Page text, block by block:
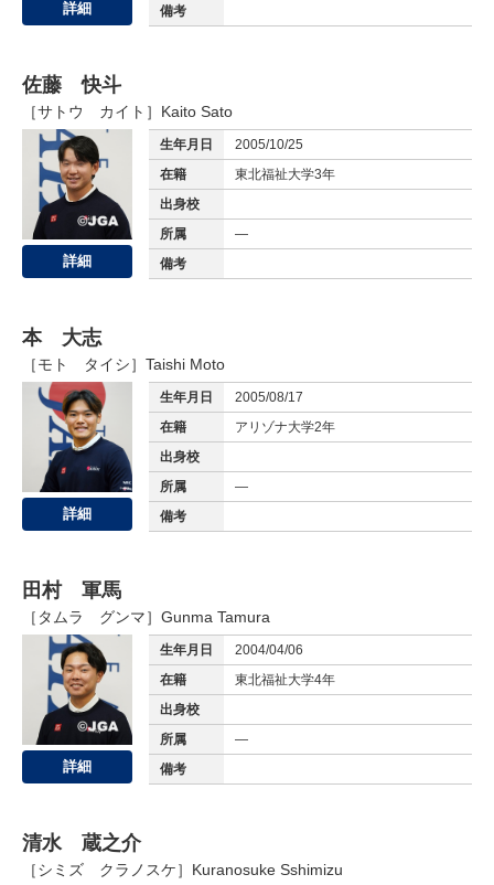
詳細
備考
佐藤 快斗
［サトウ カイト］ Kaito Sato
詳細
生年月日
2005/10/25
在籍
東北福祉大学3年
出身校
所属
—
備考
本 大志
［モト タイシ］ Taishi Moto
詳細
生年月日
2005/08/17
在籍
アリゾナ大学2年
出身校
所属
—
備考
田村 軍馬
［タムラ グンマ］ Gunma Tamura
詳細
生年月日
2004/04/06
在籍
東北福祉大学4年
出身校
所属
—
備考
清水 蔵之介
［シミズ クラノスケ］ Kuranosuke Sshimizu